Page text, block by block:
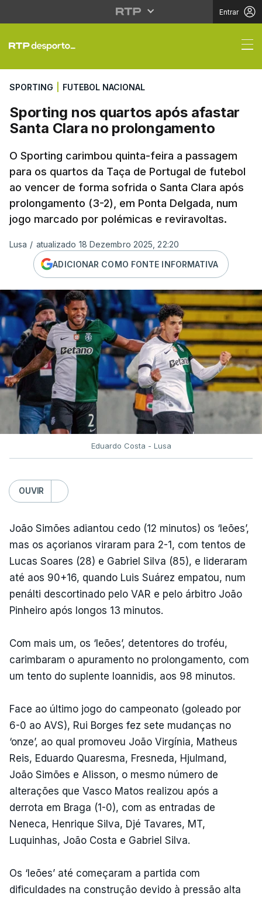
Entrar
Sporting nos quartos
SPORTING FUTEBOL NACIONAL
Sporting nos quartos após afastar
Santa Clara no prolongamento
O Sporting carimbou quinta-feira a passagem
para os quartos da Taça de Portugal de futebol
ao vencer de forma sofrida o Santa Clara após
prolongamento (3-2), em Ponta Delgada, num
jogo marcado por polémicas e reviravoltas.
Lusa / atualizado 18 Dezembro 2025, 22:20
ADICIONAR COMO FONTE INFORMATIVA
Eduardo Costa - Lusa
OUVIR
João Simões adiantou cedo (12 minutos) os ‘leões’,
mas os açorianos viraram para 2-1, com tentos de
Lucas Soares (28) e Gabriel Silva (85), e lideraram
até aos 90+16, quando Luis Suárez empatou, num
penálti descortinado pelo VAR e pelo árbitro João
Pinheiro após longos 13 minutos.
Com mais um, os ‘leões’, detentores do troféu,
carimbaram o apuramento no prolongamento, com
um tento do suplente Ioannidis, aos 98 minutos.
Face ao último jogo do campeonato (goleado por
6-0 ao AVS), Rui Borges fez sete mudanças no
‘onze’, ao qual promoveu João Virgínia, Matheus
Reis, Eduardo Quaresma, Fresneda, Hjulmand,
João Simões e Alisson, o mesmo número de
alterações que Vasco Matos realizou após a
derrota em Braga (1-0), com as entradas de
Neneca, Henrique Silva, Djé Tavares, MT,
Luquinhas, João Costa e Gabriel Silva.
Os ‘leões’ até começaram a partida com
dificuldades na construção devido à pressão alta